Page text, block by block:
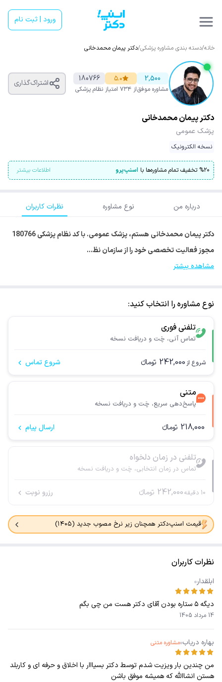
ورود | ثبت نام
خانه/دسته بندی مشاوره پزشکی/دکتر پیمان محمدخانی
2,500
مشاوره موفق
۵.۰
از ۷۳۴ امتیاز
180766
نظام پزشکی
اشتراک‌گذاری
دکتر پیمان محمدخانی
پزشک عمومی
نسخه الکترونیک
%۲۰ تخفیف تمام مشاوره‌ها با اسنپ‌پرو اطلاعات بیشتر
درباره من نوع مشاوره نظرات کاربران
دکتر پیمان محمدخانی هستم، پزشک عمومی. با کد نظام پزشکی 180766
مجوز فعالیت تخصصی خود را از سازمان نظ…
مشاهده بیشتر
نوع مشاوره را انتخاب کنید:
تلفنی فوری
تماس آنی، چَت و دریافت نسخه
شروع از 242,000 تومانء شروع تماس
متنی
پاسخ‌دهی سریع، چَت و دریافت نسخه
218,000 تومانء ارسال پیام
تلفنی در زمان دلخواه
تماس در زمان انتخابی، چَت و دریافت نسخه
10 دقیقه242,000 تومانء رزرو نوبت
قیمت اسنپ‌دکتر همچنان زیر نرخ مصوب جدید (۱۴۰۵)
نظرات کاربران
ابلقدار
دیگه ۵ ستاره بودن آقای دکتر هست من‌ چی بگم
14 مرداد 1405
بهاره دریاب مشاوره متنی
من چندین بار ویزیت شدم توسط دکتر بسیااار با اخلاق و حرفه ای و کاربلد
هستن انشاالله که همیشه موفق باشن